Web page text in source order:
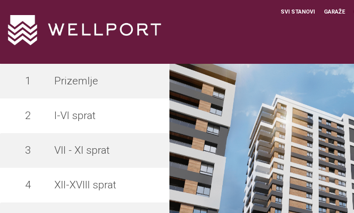
SVI STANOVI GARAŽE
1 Prizemlje
2 I-VI sprat
3 VII - XI sprat
4 XII-XVIII sprat